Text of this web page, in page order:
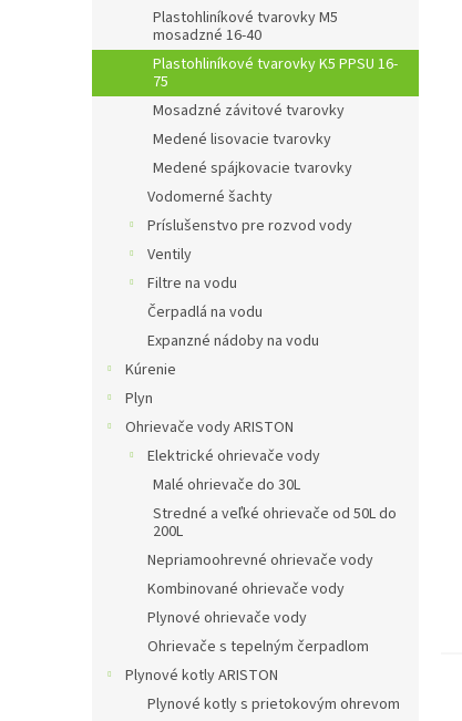
Plastohliníkové tvarovky M5
mosadzné 16-40
Plastohliníkové tvarovky K5 PPSU 16-
75
Mosadzné závitové tvarovky
Medené lisovacie tvarovky
Medené spájkovacie tvarovky
Vodomerné šachty
Príslušenstvo pre rozvod vody
Ventily
Filtre na vodu
Čerpadlá na vodu
Expanzné nádoby na vodu
Kúrenie
Plyn
Ohrievače vody ARISTON
Elektrické ohrievače vody
Malé ohrievače do 30L
Stredné a veľké ohrievače od 50L do
200L
Nepriamoohrevné ohrievače vody
Kombinované ohrievače vody
Plynové ohrievače vody
Ohrievače s tepelným čerpadlom
Plynové kotly ARISTON
Plynové kotly s prietokovým ohrevom